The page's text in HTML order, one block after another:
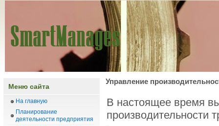
Меню сайта
На главную
Планирование
деятельности предприятия
Управление
В настоящее время
производительности